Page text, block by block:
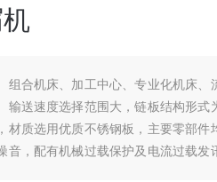
组合机床、加工中心、专业化机床、
输送速度选择范围大，链板结构形式
材质选用优质不锈钢板，主要零部件
音，配有机械过载保护及电流过载发